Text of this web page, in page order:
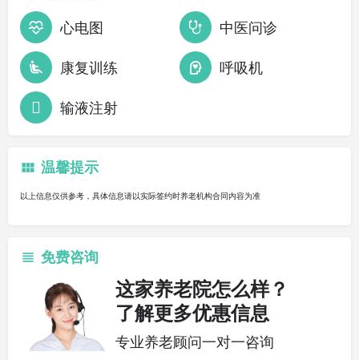
心电图 中医问诊
康复训练 呼吸机
输液注射
温馨提示
以上信息仅供参考，具体信息请以实际签约时养老机构合同内容为准
免费咨询
这家养老院怎么样？
了解更多优惠信息
专业养老顾问一对一咨询